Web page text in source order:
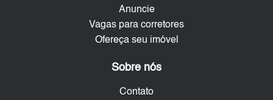
Anuncie
Vagas para corretores
Ofereça seu imóvel
Sobre nós
Contato